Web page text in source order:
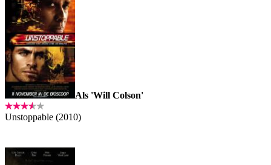
Als 'Will Colson'
Unstoppable (2010)